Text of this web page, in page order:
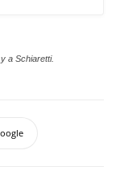
a Schiaretti.